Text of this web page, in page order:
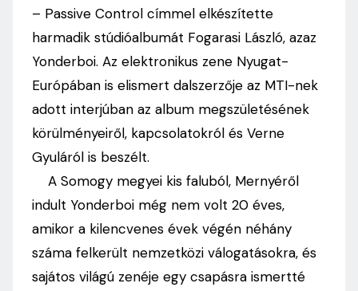
– Passive Control címmel elkészítette
harmadik stúdióalbumát Fogarasi László, azaz
Yonderboi. Az elektronikus zene Nyugat-
Európában is elismert dalszerzője az MTI-nek
adott interjúban az album megszületésének
körülményeiről, kapcsolatokról és Verne
Gyuláról is beszélt.
A Somogy megyei kis faluból, Mernyéről
indult Yonderboi még nem volt 20 éves,
amikor a kilencvenes évek végén néhány
száma felkerült nemzetközi válogatásokra, és
sajátos világú zenéje egy csapásra ismertté